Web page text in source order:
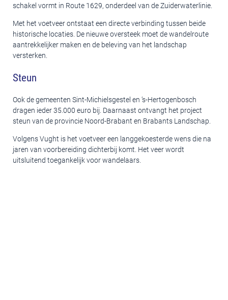
schakel vormt in Route 1629, onderdeel van de Zuiderwaterlinie.
Met het voetveer ontstaat een directe verbinding tussen beide
historische locaties. De nieuwe oversteek moet de wandelroute
aantrekkelijker maken en de beleving van het landschap
versterken.
Steun
Ook de gemeenten Sint-Michielsgestel en ’s-Hertogenbosch
dragen ieder 35.000 euro bij. Daarnaast ontvangt het project
steun van de provincie Noord-Brabant en Brabants Landschap.
Volgens Vught is het voetveer een langgekoesterde wens die na
jaren van voorbereiding dichterbij komt. Het veer wordt
uitsluitend toegankelijk voor wandelaars.